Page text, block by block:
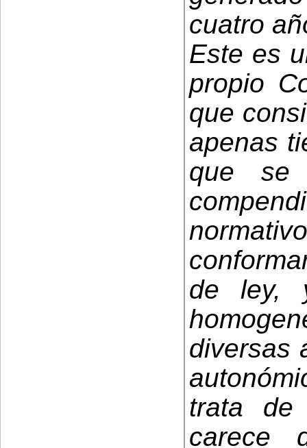
cuatro
Este es
propio
que
apenas
que se
de ley,
diversas
trata de
carece